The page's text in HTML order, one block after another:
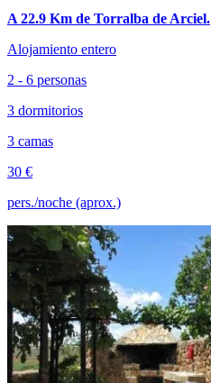
A 22.9 Km de Torralba de Arciel.
Alojamiento entero
2 - 6 personas
3 dormitorios
3 camas
30 €
pers./noche (aprox.)